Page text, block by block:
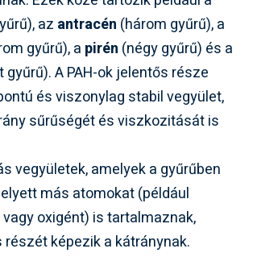
az antracén (három gyűrű), a
gyűrű), a pirén (négy gyűrű) és a
gyűrű). A PAH-ok jelentős része
és viszonylag stabil vegyület,
sűrűségét és viszkozitását is
vegyületek, amelyek a gyűrűben
más atomokat (például
oxigént) is tartalmaznak,
képezik a kátránynak.